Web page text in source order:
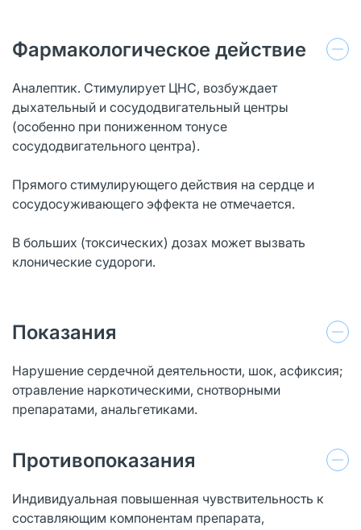
Фармакологическое действие
Аналептик. Стимулирует ЦНС, возбуждает
дыхательный и сосудодвигательный центры
(особенно при пониженном тонусе
сосудодвигательного центра).
Прямого стимулирующего действия на сердце и
сосудосуживающего эффекта не отмечается.
В больших (токсических) дозах может вызвать
клонические судороги.
Показания
Нарушение сердечной деятельности, шок, асфиксия;
отравление наркотическими, снотворными
препаратами, анальгетиками.
Противопоказания
Индивидуальная повышенная чувствительность к
составляющим компонентам препарата,